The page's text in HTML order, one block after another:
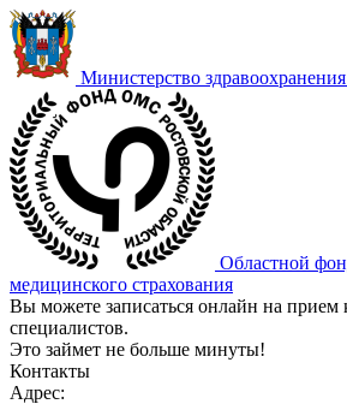
Министерство
Областной
медицинского страхования
Вы можете записаться онлайн на
специалистов.
Это займет не больше минуты!
Контакты
Адрес: